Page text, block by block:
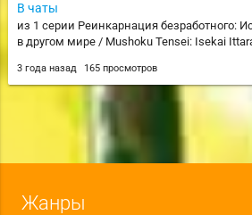
В чаты
из 1 серии Реинкарнация безработного:
в другом мире / Mushoku Tensei: Isekai
3 года назад 165 просмотров
Жанры